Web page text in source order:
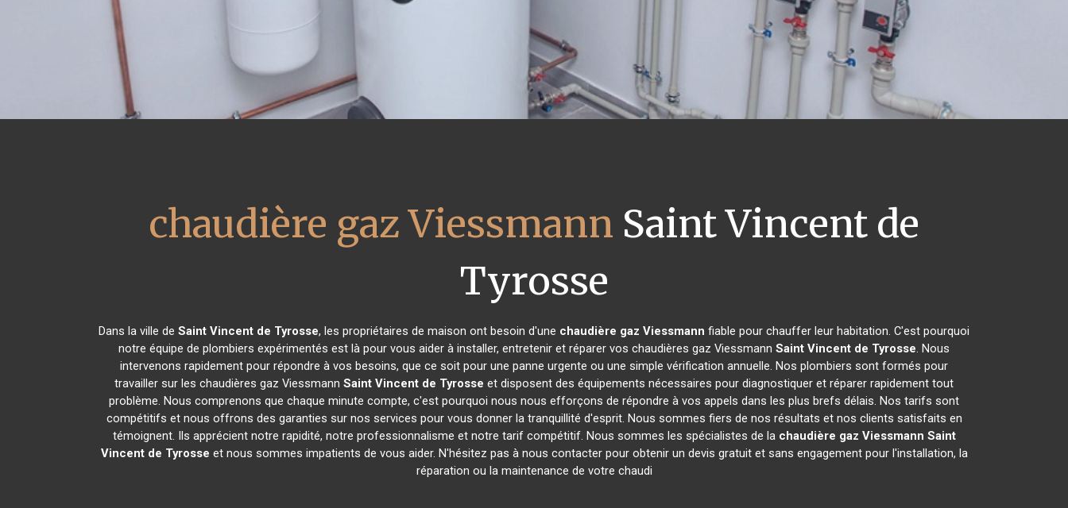
chaudière gaz Viessmann Saint Vincent de
Tyrosse
Dans la ville de Saint Vincent de Tyrosse, les propriétaires de maison ont besoin d'une chaudière gaz Viessmann fiable pour chauffer leur habitation. C'est pourquoi
notre équipe de plombiers expérimentés est là pour vous aider à installer, entretenir et réparer vos chaudières gaz Viessmann Saint Vincent de Tyrosse. Nous
intervenons rapidement pour répondre à vos besoins, que ce soit pour une panne urgente ou une simple vérification annuelle. Nos plombiers sont formés pour
travailler sur les chaudières gaz Viessmann Saint Vincent de Tyrosse et disposent des équipements nécessaires pour diagnostiquer et réparer rapidement tout
problème. Nous comprenons que chaque minute compte, c'est pourquoi nous nous efforçons de répondre à vos appels dans les plus brefs délais. Nos tarifs sont
compétitifs et nous offrons des garanties sur nos services pour vous donner la tranquillité d'esprit. Nous sommes fiers de nos résultats et nos clients satisfaits en
témoignent. Ils apprécient notre rapidité, notre professionnalisme et notre tarif compétitif. Nous sommes les spécialistes de la chaudière gaz Viessmann Saint
Vincent de Tyrosse et nous sommes impatients de vous aider. N'hésitez pas à nous contacter pour obtenir un devis gratuit et sans engagement pour l'installation, la
réparation ou la maintenance de votre chaudi